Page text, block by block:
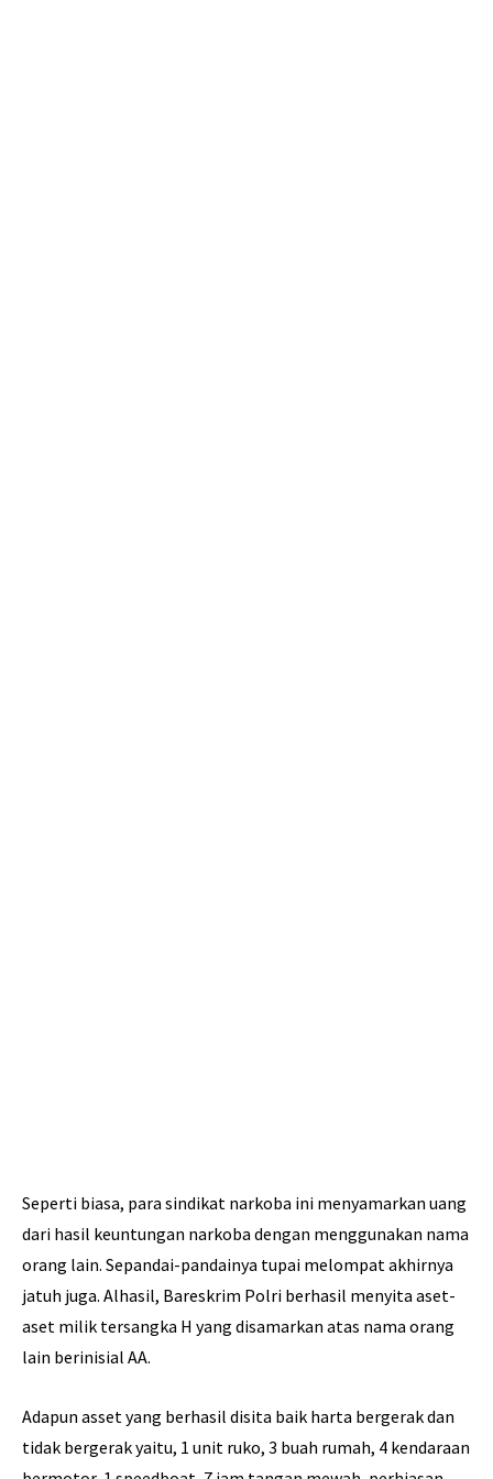
Seperti biasa, para sindikat narkoba ini menyamarkan uang
dari hasil keuntungan narkoba dengan menggunakan nama
orang lain. Sepandai-pandainya tupai melompat akhirnya
jatuh juga. Alhasil, Bareskrim Polri berhasil menyita aset-
aset milik tersangka H yang disamarkan atas nama orang
lain berinisial AA.
Adapun asset yang berhasil disita baik harta bergerak dan
tidak bergerak yaitu, 1 unit ruko, 3 buah rumah, 4 kendaraan